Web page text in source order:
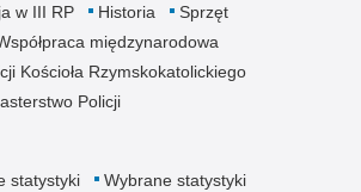
w III RP Historia
Sprzęt
międzynarodowa
Kościoła Rzymskokatolickiego
Policji
statystyki
Wybrane statystyki